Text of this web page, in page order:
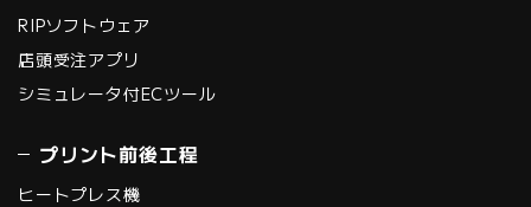
RIPソフトウェア
店頭受注アプリ
シミュレータ付ECツール
プリント前後工程
ヒートプレス機